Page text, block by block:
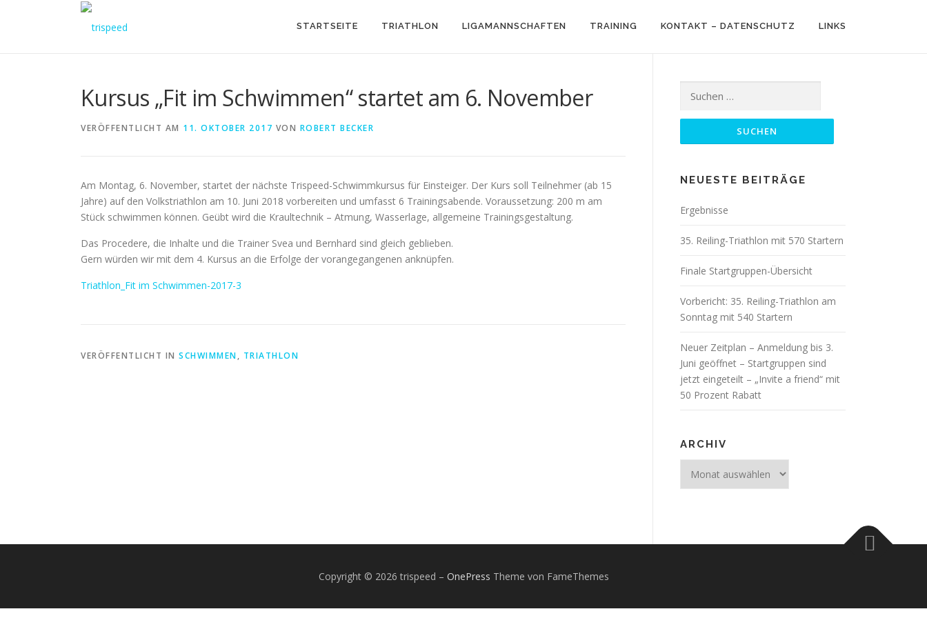
STARTSEITE TRIATHLON LIGAMANNSCHAFTEN TRAINING KONTAKT – DATENSCHUTZ LINKS
Kursus „Fit im Schwimmen“ startet am 6. November
VERÖFFENTLICHT AM 11. OKTOBER 2017 VON ROBERT BECKER
Am Montag, 6. November, startet der nächste Trispeed-Schwimmkursus für Einsteiger. Der Kurs soll Teilnehmer (ab 15
Jahre) auf den Volkstriathlon am 10. Juni 2018 vorbereiten und umfasst 6 Trainingsabende. Voraussetzung: 200 m am
Stück schwimmen können. Geübt wird die Kraultechnik – Atmung, Wasserlage, allgemeine Trainingsgestaltung.
Das Procedere, die Inhalte und die Trainer Svea und Bernhard sind gleich geblieben.
Gern würden wir mit dem 4. Kursus an die Erfolge der vorangegangenen anknüpfen.
Triathlon_Fit im Schwimmen-2017-3
VERÖFFENTLICHT IN SCHWIMMEN, TRIATHLON
nach:
NEUESTE BEITRÄGE
Ergebnisse
35. Reiling-Triathlon mit 570 Startern
Finale Startgruppen-Übersicht
Vorbericht: 35. Reiling-Triathlon am
Sonntag mit 540 Startern
Neuer Zeitplan – Anmeldung bis 3.
Juni geöffnet – Startgruppen sind
jetzt eingeteilt – „Invite a friend“ mit
50 Prozent Rabatt
ARCHIV
Copyright © 2026 trispeed – OnePress Theme von FameThemes